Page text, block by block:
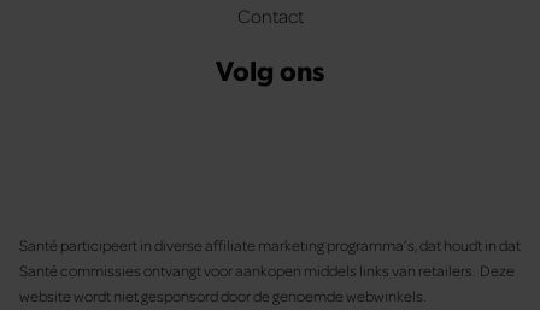
Contact
Volg ons
Santé participeert in diverse affiliate marketing programma’s, dat houdt in dat
Santé commissies ontvangt voor aankopen middels links van retailers. Deze
website wordt niet gesponsord door de genoemde webwinkels.